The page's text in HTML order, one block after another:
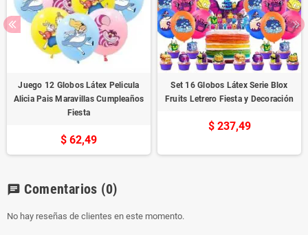
Juego 12 Globos Látex Pelicula
Alicia Pais Maravillas Cumpleaños
Fiesta
$ 62,49
Set 16 Globos Látex Serie Blox
Fruits Letrero Fiesta y Decoración
$ 237,49
chat Comentarios (0)
No hay reseñas de clientes en este momento.